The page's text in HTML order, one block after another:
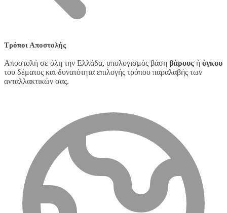
Τρόποι Αποστολής
Αποστολή σε όλη την Ελλάδα, υπολογισμός βάση βάρους ή όγκου
του δέματος και δυνατότητα επιλογής τρόπου παραλαβής των
ανταλλακτικών σας.